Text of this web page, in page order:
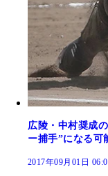
広陵・中村奨成
ー捕手”になる可
2017年09月01日